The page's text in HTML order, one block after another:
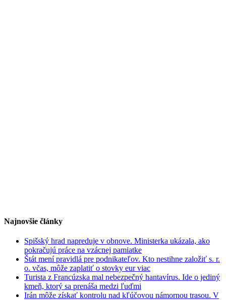
Najnovšie články
Spišský hrad napreduje v obnove. Ministerka ukázala, ako
pokračujú práce na vzácnej pamiatke
Štát mení pravidlá pre podnikateľov. Kto nestihne založiť s. r.
o. včas, môže zaplatiť o stovky eur viac
Turista z Francúzska mal nebezpečný hantavírus. Ide o jediný
kmeň, ktorý sa prenáša medzi ľuďmi
Irán môže získať kontrolu nad kľúčovou námornou trasou. V